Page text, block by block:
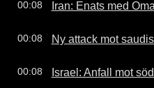
00:08 Iran: Enats med
00:08 Ny attack mot
00:08 Israel: Anfall mot